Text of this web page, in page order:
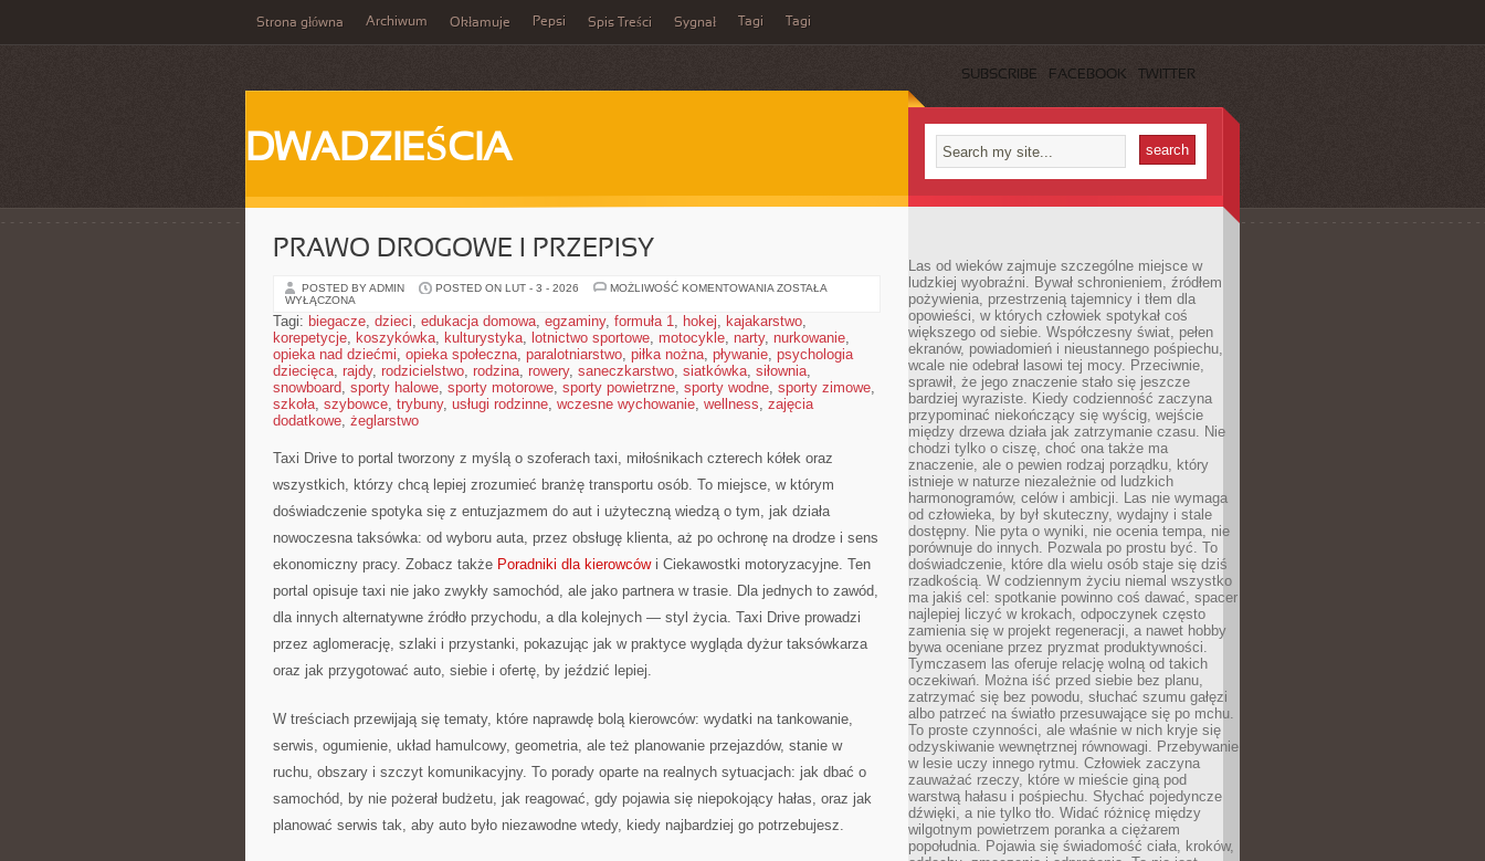
Strona główna Archiwum Okłamuje Pepsi Spis Treści Sygnał Tagi Tagi
SUBSCRIBE FACEBOOK TWITTER
DWADZIEŚCIA
PRAWO DROGOWE I PRZEPISY
POSTED BY ADMIN POSTED ON LUT - 3 - 2026 MOŻLIWOŚĆ KOMENTOWANIA PRAWO
PRZEPISY
ZOSTAŁA
WYŁĄCZONA
Tagi: biegacze, dzieci, edukacja domowa, egzaminy, formuła 1, hokej, kajakarstwo,
korepetycje, koszykówka, kulturystyka, lotnictwo sportowe, motocykle, narty, nurkowanie,
opieka nad dziećmi, opieka społeczna, paralotniarstwo, piłka nożna, pływanie, psychologia
dziecięca, rajdy, rodzicielstwo, rodzina, rowery, saneczkarstwo, siatkówka, siłownia,
snowboard, sporty halowe, sporty motorowe, sporty powietrzne, sporty wodne, sporty zimowe,
szkoła, szybowce, trybuny, usługi rodzinne, wczesne wychowanie, wellness, zajęcia
dodatkowe, żeglarstwo
Taxi Drive to portal tworzony z myślą o szoferach taxi, miłośnikach czterech kółek oraz
wszystkich, którzy chcą lepiej zrozumieć branżę transportu osób. To miejsce, w którym
doświadczenie spotyka się z entuzjazmem do aut i użyteczną wiedzą o tym, jak działa
nowoczesna taksówka: od wyboru auta, przez obsługę klienta, aż po ochronę na drodze i sens
ekonomiczny pracy. Zobacz także Poradniki dla kierowcówi Ciekawostki motoryzacyjne. Ten
portal opisuje taxi nie jako zwykły samochód, ale jako partnera w trasie. Dla jednych to zawód,
dla innych alternatywne źródło przychodu, a dla kolejnych — styl życia. Taxi Drive prowadzi
przez aglomerację, szlaki i przystanki, pokazując jak w praktyce wygląda dyżur taksówkarza
oraz jak przygotować auto, siebie i ofertę, by jeździć lepiej.
W treściach przewijają się tematy, które naprawdę bolą kierowców: wydatki na tankowanie,
serwis, ogumienie, układ hamulcowy, geometria, ale też planowanie przejazdów, stanie w
ruchu, obszary i szczyt komunikacyjny. To porady oparte na realnych sytuacjach: jak dbać o
samochód, by nie pożerał budżetu, jak reagować, gdy pojawia się niepokojący hałas, oraz jak
planować serwis tak, aby auto było niezawodne wtedy, kiedy najbardziej go potrzebujesz.
Las od wieków zajmuje szczególne miejsce w
ludzkiej wyobraźni. Bywał schronieniem, źródłem
pożywienia, przestrzenią tajemnicy i tłem dla
opowieści, w których człowiek spotykał coś
większego od siebie. Współczesny świat, pełen
ekranów, powiadomień i nieustannego pośpiechu,
wcale nie odebrał lasowi tej mocy. Przeciwnie,
sprawił, że jego znaczenie stało się jeszcze
bardziej wyraziste. Kiedy codzienność zaczyna
przypominać niekończący się wyścig, wejście
między drzewa działa jak zatrzymanie czasu. Nie
chodzi tylko o ciszę, choć ona także ma
znaczenie, ale o pewien rodzaj porządku, który
istnieje w naturze niezależnie od ludzkich
harmonogramów, celów i ambicji. Las nie wymaga
od człowieka, by był skuteczny, wydajny i stale
dostępny. Nie pyta o wyniki, nie ocenia tempa, nie
porównuje do innych. Pozwala po prostu być. To
doświadczenie, które dla wielu osób staje się dziś
rzadkością. W codziennym życiu niemal wszystko
ma jakiś cel: spotkanie powinno coś dawać, spacer
najlepiej liczyć w krokach, odpoczynek często
zamienia się w projekt regeneracji, a nawet hobby
bywa oceniane przez pryzmat produktywności.
Tymczasem las oferuje relację wolną od takich
oczekiwań. Można iść przed siebie bez planu,
zatrzymać się bez powodu, słuchać szumu gałęzi
albo patrzeć na światło przesuwające się po mchu.
To proste czynności, ale właśnie w nich kryje się
odzyskiwanie wewnętrznej równowagi. Przebywanie
w lesie uczy innego rytmu. Człowiek zaczyna
zauważać rzeczy, które w mieście giną pod
warstwą hałasu i pośpiechu. Słychać pojedyncze
dźwięki, a nie tylko tło. Widać różnicę między
wilgotnym powietrzem poranka a ciężarem
popołudnia. Pojawia się świadomość ciała, kroków,